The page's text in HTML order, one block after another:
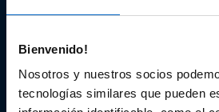
Bienvenido!
Nosotros y nuestros socios
tecnologías similares que pueden
Audiovisual
Espacio de Información Médica